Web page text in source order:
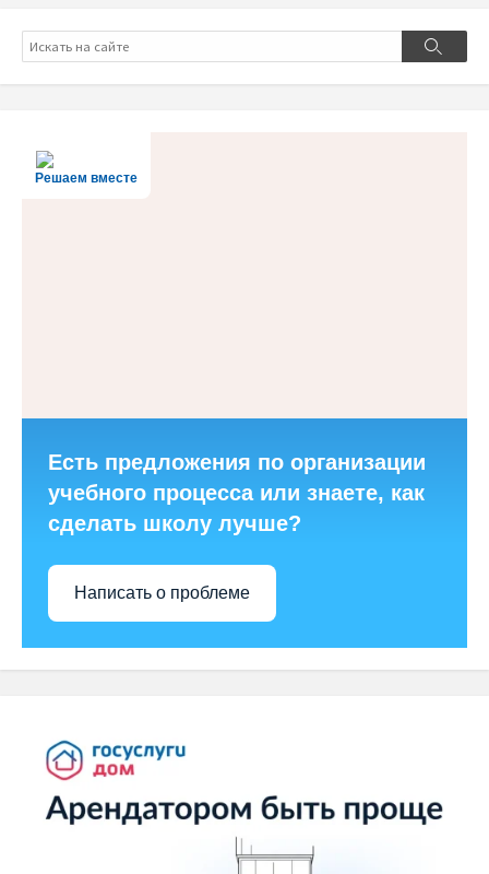
Поиск
Поиск
Решаем вместе
Есть предложения по организации
учебного процесса или знаете, как
сделать школу лучше?
Написать о проблеме